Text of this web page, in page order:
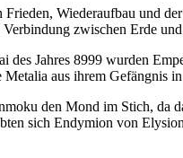
Wiederaufbau und
zwischen Erde
des Jahres 8999 wurden
aus ihrem Gefängnis
den Mond im Stich, da
sich Endymion von